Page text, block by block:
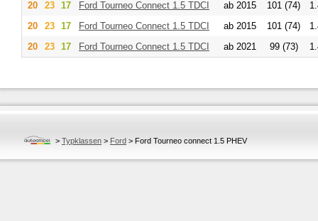
20 23 17 Ford Tourneo Connect 1.5 TDCI ab 2015 101 (74)
20
23 17 Ford Tourneo Connect 1.5 TDCI ab 2015 101 (74)
20
23 17 Ford Tourneo Connect 1.5 TDCI ab 2021 99 (73)
> Typklassen > Ford > Ford Tourneo connect 1.5 PHEV